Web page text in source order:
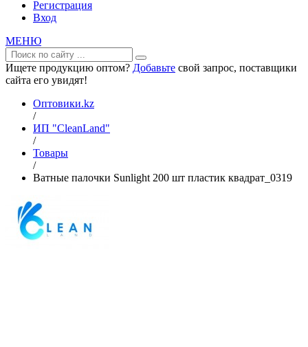
Регистрация
Вход
МЕНЮ
Ищете продукцию оптом? Добавьте свой запрос, поставщики
сайта его увидят!
Оптовики.kz
/
ИП "CleanLand"
/
Товары
/
Ватные палочки Sunlight 200 шт пластик квадрат_0319